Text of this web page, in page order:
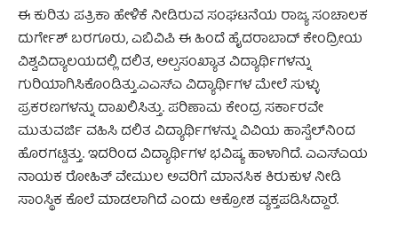
ಈ ಕುರಿತು ಪತ್ರಿಕಾ ಹೇಳಿಕೆ ನೀಡಿರುವ ಸಂಘಟನೆಯ ರಾಜ್ಯ ಸಂಚಾಲಕ
ದುರ್ಗೇಶ್ ಬರಗೂರು, ಎಬಿವಿಪಿ ಈ ಹಿಂದೆ ಹೈದರಾಬಾದ್ ಕೇಂದ್ರೀಯ
ವಿಶ್ವವಿದ್ಯಾಲಯದಲ್ಲಿ ದಲಿತ, ಅಲ್ಪಸಂಖ್ಯಾತ ವಿದ್ಯಾರ್ಥಿಗಳನ್ನು
ಗುರಿಯಾಗಿಸಿಕೊಂಡಿತ್ತು.ಎಎಸ್‌ಎ ವಿದ್ಯಾರ್ಥಿಗಳ ಮೇಲೆ ಸುಳ್ಳು
ಪ್ರಕರಣಗಳನ್ನು ದಾಖಲಿಸಿತ್ತು. ಪರಿಣಾಮ ಕೇಂದ್ರ ಸರ್ಕಾರವೇ
ಮುತುವರ್ಜಿ ವಹಿಸಿ ದಲಿತ ವಿದ್ಯಾರ್ಥಿಗಳನ್ನು ವಿವಿಯ ಹಾಸ್ಟೆಲ್‌ನಿಂದ
ಹೊರಗಟ್ಟಿತ್ತು. ಇದರಿಂದ ವಿದ್ಯಾರ್ಥಿಗಳ ಭವಿಷ್ಯ ಹಾಳಾಗಿದೆ. ಎಎಸ್‌ಎಯ
ನಾಯಕ ರೋಹಿತ್ ವೇಮುಲ ಅವರಿಗೆ ಮಾನಸಿಕ ಕಿರುಕುಳ ನೀಡಿ
ಸಾಂಸ್ಥಿಕ ಕೊಲೆ ಮಾಡಲಾಗಿದೆ ಎಂದು ಆಕ್ರೋಶ ವ್ಯಕ್ತಪಡಿಸಿದ್ದಾರೆ.